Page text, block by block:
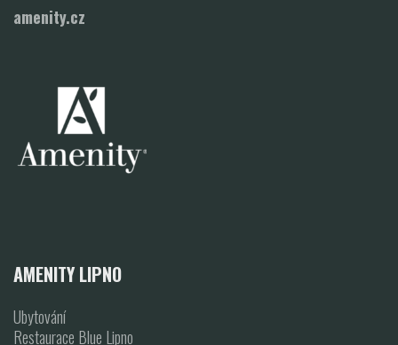
amenity.cz
AMENITY LIPNO
Ubytování
Restaurace Blue Lipno